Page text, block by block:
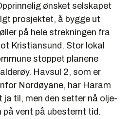
ønsket selskapet
prosjektet, å bygge ut
på hele strekningen fra
Kristiansund. Stor lokal
stoppet planene
Havsul 2, som er
Nordøyane, har Haram
til, men den setter nå olje-
på vent på ubestemt tid.